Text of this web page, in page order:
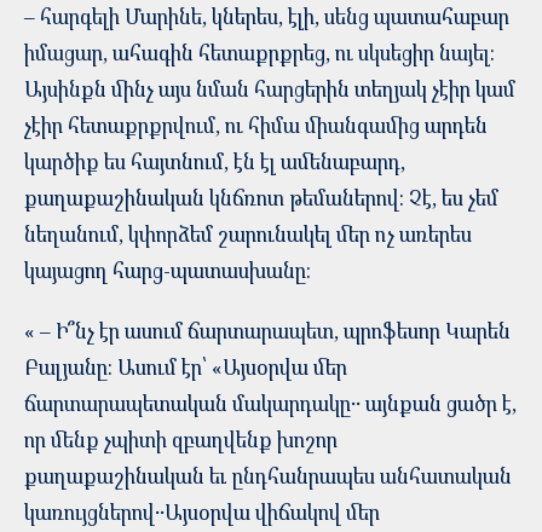
– հարգելի Մարինե, կներես, էլի, սենց պատահաբար
իմացար, ահագին հետաքրքրեց, ու սկսեցիր նայել:
Այսինքն մինչ այս նման հարցերին տեղյակ չէիր կամ
չէիր հետաքրքրվում, ու հիմա միանգամից արդեն
կարծիք ես հայտնում, էն էլ ամենաբարդ,
քաղաքաշինական կնճռոտ թեմաներով: Չէ, ես չեմ
նեղանում, կփորձեմ շարունակել մեր ոչ առերես
կայացող հարց-պատասխանը:
« – Ի՞նչ էր ասում ճարտարապետ, պրոֆեսոր Կարեն
Բալյանը։ Ասում էր՝ «Այսօրվա մեր
ճարտարապետական մակարդակը․․ այնքան ցածր է,
որ մենք չպիտի զբաղվենք խոշոր
քաղաքաշինական եւ ընդհանրապես անհատական
կառույցներով․․Այսօրվա վիճակով մեր